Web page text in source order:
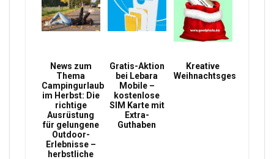
News zum
Thema
Campingurlaub
im Herbst: Die
richtige
Ausrüstung
für gelungene
Outdoor-
Erlebnisse –
herbstliche
Gratis-Aktion
bei Lebara
Mobile –
kostenlose
SIM Karte mit
Extra-
Guthaben
Kreative
Weihnachtsgeschenke